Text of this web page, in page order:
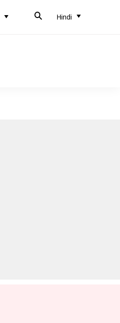
Hindi